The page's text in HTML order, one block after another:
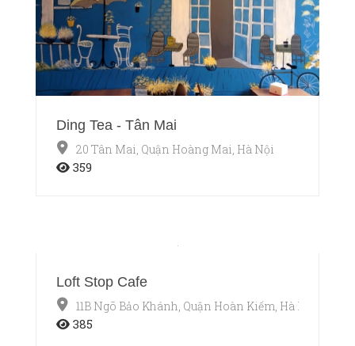
Ding Tea - Tân Mai
20 Tân Mai, Quận Hoàng Mai, Hà Nội
359
Loft Stop Cafe
11B Ngõ Bảo Khánh, Quận Hoàn Kiếm, Hà Nội
385